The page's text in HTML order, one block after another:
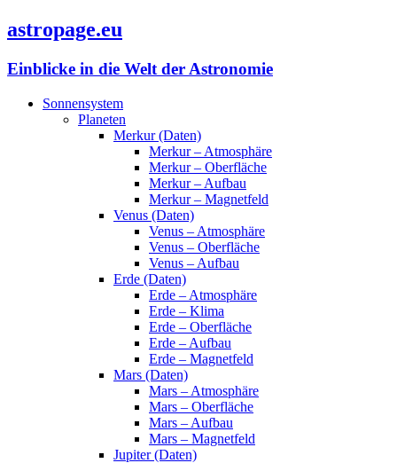
astropage.eu
Einblicke in die Welt der Astronomie
Sonnensystem
Planeten
Merkur (Daten)
Merkur – Atmosphäre
Merkur – Oberfläche
Merkur – Aufbau
Merkur – Magnetfeld
Venus (Daten)
Venus – Atmosphäre
Venus – Oberfläche
Venus – Aufbau
Erde (Daten)
Erde – Atmosphäre
Erde – Klima
Erde – Oberfläche
Erde – Aufbau
Erde – Magnetfeld
Mars (Daten)
Mars – Atmosphäre
Mars – Oberfläche
Mars – Aufbau
Mars – Magnetfeld
Jupiter (Daten)